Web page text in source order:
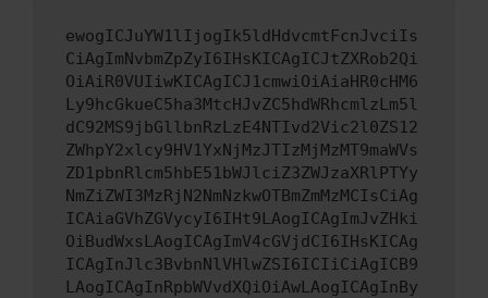
ewogICJuYW1lIjogIk5ldHdvcmtFcnJvciIs
CiAgImNvbmZpZyI6IHsKICAgICJtZXRob2Qi
OiAiR0VUIiwKICAgICJ1cmwiOiAiaHR0cHM6
Ly9hcGkueC5ha3MtcHJvZC5hdWRhcmlzLm5l
dC92MS9jbGllbnRzLzE4NTIvd2Vic2l0ZS12
ZWhpY2xlcy9HV1YxNjMzJTIzMjMzMT9maWVs
ZD1pbnRlcm5hbE51bWJlciZ3ZWJzaXRlPTYy
NmZiZWI3MzRjN2NmNzkwOTBmZmMzMCIsCiAg
ICAiaGVhZGVycyI6IHt9LAogICAgImJvZHki
OiBudWxsLAogICAgImV4cGVjdCI6IHsKICAg
ICAgInJlc3BvbnNlVHlwZSI6ICIiCiAgICB9
LAogICAgInRpbWVvdXQiOiAwLAogICAgInBy